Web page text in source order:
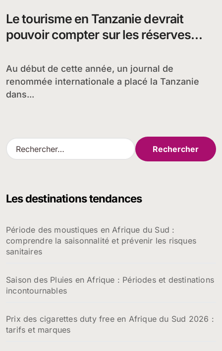
Le tourisme en Tanzanie devrait
pouvoir compter sur les réserves
Au début de cette année, un journal de
renommée internationale a placé la Tanzanie
dans...
R
e
r
e
r
Les destinations tendances
Période des moustiques en Afrique du Sud :
comprendre la saisonnalité et prévenir les risques
sanitaires
Saison des Pluies en Afrique : Périodes et destinations
incontournables
Prix des cigarettes duty free en Afrique du Sud 2026 :
tarifs et marques